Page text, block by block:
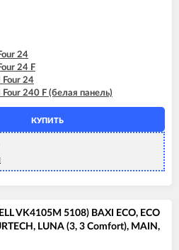
COMFORT 310 Fi (CSE)
1.14 F
1.24 F
24 (CSR)
24 F (CSB)
24 F (CSR)
18 F (серая панель)
24
24 F
24
240 F (белая панель)
КУПИТЬ
VK4105M 5108) BAXI ECO, ECO
LUNA (3, 3 Comfort), MAIN,